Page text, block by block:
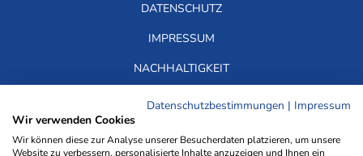
Datenschutzbestimmungen | Impressum
Wir verwenden Cookies
Wir können diese zur Analyse unserer Besucherdaten platzieren, um unsere
Website zu verbessern, personalisierte Inhalte anzuzeigen und Ihnen ein
DATENSCHUTZ
IMPRESSUM
NACHHALTIGKEIT
HINWEISGEBERSYSTEM